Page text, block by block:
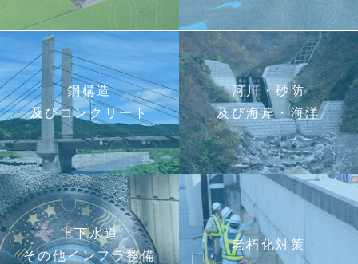
鋼構造
及びコンクリート
河川・砂防
及び海岸・海洋
上下水道
その他インフラ整備
老朽化対策